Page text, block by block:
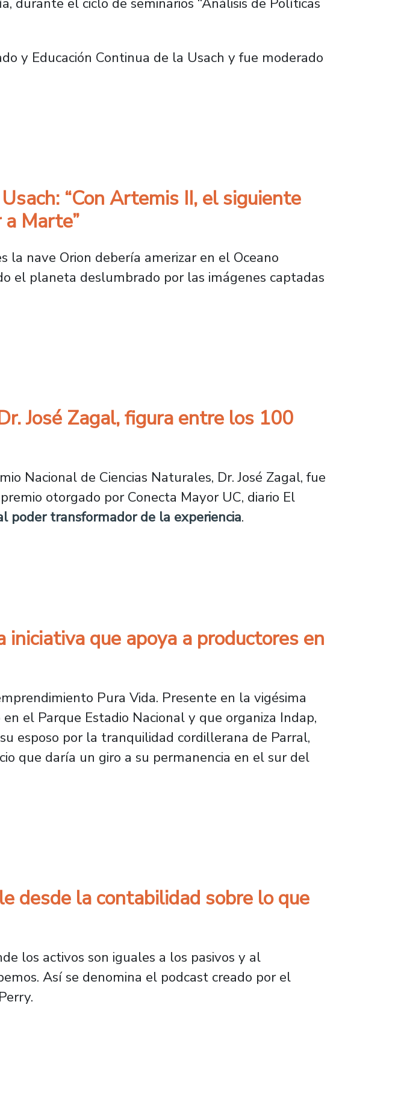
y Educación Continua de la Usach y fue moderado
públicas como campo disciplinario en Chile
“Con Artemis II, el siguiente
Marte”
la nave Orion debería amerizar en el Oceano
el planeta deslumbrado por las imágenes captadas
“Con Artemis II, el siguiente paso lógico es abrir fronteras
José Zagal, figura entre los 100
Nacional de Ciencias Naturales, Dr. José Zagal, fue
otorgado por Conecta Mayor UC, diario El
poder transformador de la experiencia.
José Zagal, figura entre los 100 líderes mayores de 2025
que apoya a productores en
Pura Vida. Presente en la vigésima
el Parque Estadio Nacional y que organiza Indap,
esposo por la tranquilidad cordillerana de Parral,
que daría un giro a su permanencia en el sur del
que apoya a productores en ExpoMundoRural 2025
desde la contabilidad sobre lo que
los activos son iguales a los pasivos y al
Así se denomina el podcast creado por el
desde la contabilidad sobre lo que tenemos y a quién le